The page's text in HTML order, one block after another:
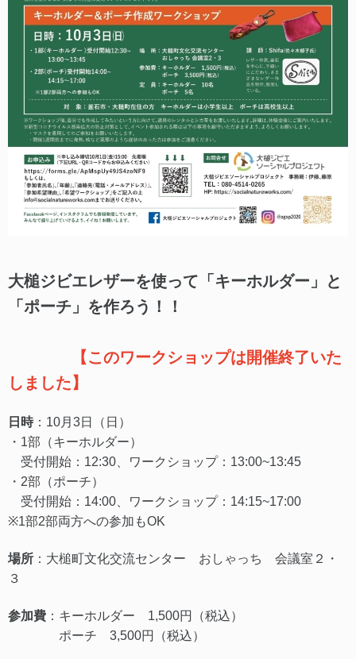
大槌ジビエレザーを使って「キーホルダー」と
「ポーチ」を作ろう！！
【このワークショップは開催終了いた
しました】
日時：10月3日（日）
・1部（キーホルダー）
受付開始：12:30、ワークショップ：13:00~13:45
・2部（ポーチ）
受付開始：14:00、ワークショップ：14:15~17:00
※1部2部両方への参加もOK
場所 ：大槌町文化交流センター おしゃっち 会議室２・
３
参加費 ：キーホルダー 1,500円（税込）
ポーチ 3,500円（税込）